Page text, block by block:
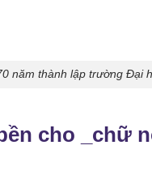
năm thành lập trường Đại
cho _ chữ